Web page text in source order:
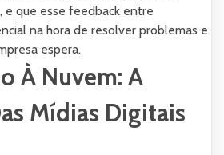
e que esse feedback entre
na hora de resolver problemas e
espera.
À Nuvem: A
Mídias Digitais